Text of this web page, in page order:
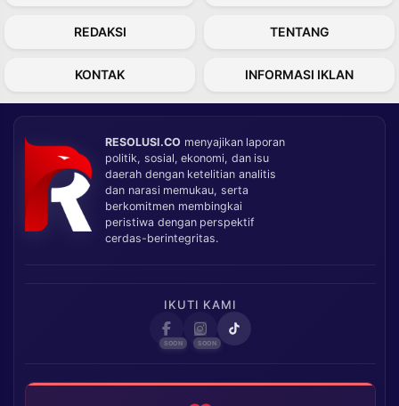
REDAKSI TENTANG
KONTAK INFORMASI IKLAN
RESOLUSI.CO menyajikan laporan
politik, sosial, ekonomi, dan isu
daerah dengan ketelitian analitis
dan narasi memukau, serta
berkomitmen membingkai
peristiwa dengan perspektif
cerdas-berintegritas.
IKUTI KAMI